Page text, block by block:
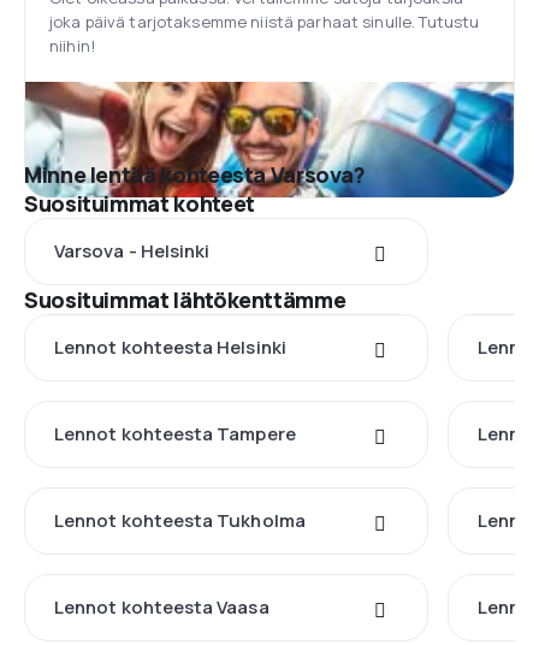
joka päivä tarjotaksemme niistä parhaat sinulle. Tutustu
niihin!
Minne lentää kohteesta Varsova?
Suosituimmat kohteet
Varsova - Helsinki
Suosituimmat lähtökenttämme
Lennot kohteesta Helsinki
Lennot kohteesta Tampere
Lennot kohteesta Tukholma
Lennot kohteesta Vaasa